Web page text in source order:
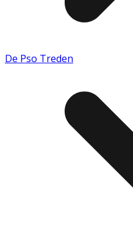
De Pso Treden